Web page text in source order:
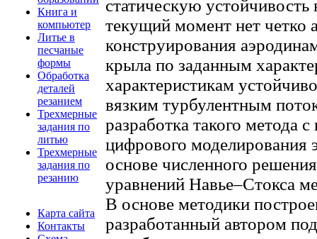
Книга и
компьютер
Литье в
песчаные
формы
Обработка
деталей
резанием
Трехмерные
задания по
литью
Трехмерные
задания по
резанию
Карта сайта
Контакты
статическую устойчивость
текущий момент нет четко
конструирования
крыла по заданным
характеристикам
вязким турбулентным
разработка такого метода
цифрового моделирования
основе численного
уравнений Навье–Стокса
В основе методики
разработанный автором